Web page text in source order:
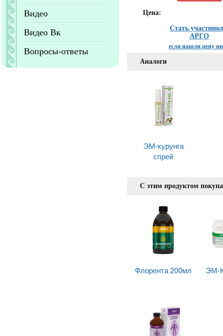
Видео
Видео Вк
Вопросы-ответы
Цена:
Стать
АРГО
если нашли цену
Аналоги
ЭМ-курунга
спрей
С этим продуктом
Флорента 200мл ЭМ-